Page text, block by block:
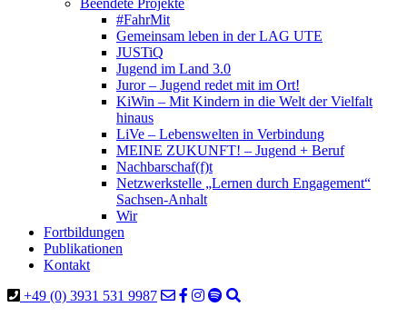
Beendete Projekte
#FahrMit
Gemeinsam leben in der LAG UTE
JUSTiQ
Jugend im Land 3.0
Juror – Jugend redet mit im Ort!
KiWin – Mit Kindern in die Welt der Vielfalt
hinaus
LiVe – Lebenswelten in Verbindung
MEINE ZUKUNFT! – Jugend + Beruf
Nachbarschaf(f)t
Netzwerkstelle „Lernen durch Engagement“
Sachsen-Anhalt
Wir
Fortbildungen
Publikationen
Kontakt
+49 (0) 3931 531 9987